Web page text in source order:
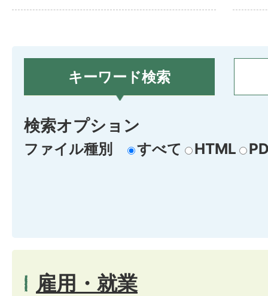
キーワード検索
検索オプション
ファイル種別 すべて HTML
雇用・就業